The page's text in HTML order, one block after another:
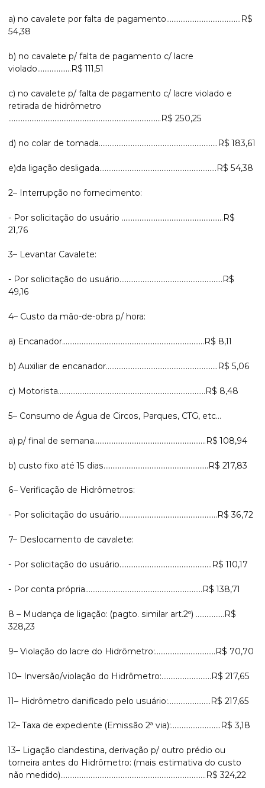
a) no cavalete por falta de pagamento..........................................R$
54,38
b) no cavalete p/ falta de pagamento c/ lacre
violado...................R$ 111,51
c) no cavalete p/ falta de pagamento c/ lacre violado e
retirada de hidrômetro
......................................................................................R$ 250,25
d) no colar de tomada...................................................................R$ 183,61
e)da ligação desligada..................................................................R$ 54,38
2– Interrupção no fornecimento:
- Por solicitação do usuário .........................................................R$
21,76
3– Levantar Cavalete:
- Por solicitação do usuário..........................................................R$
49,16
4– Custo da mão-de-obra p/ hora:
a) Encanador................................................................................R$ 8,11
b) Auxiliar de encanador...............................................................R$ 5,06
c) Motorista...................................................................................R$ 8,48
5– Consumo de Água de Circos, Parques, CTG, etc...
a) p/ final de semana...............................................................R$ 108,94
b) custo fixo até 15 dias...........................................................R$ 217,83
6– Verificação de Hidrômetros:
- Por solicitação do usuário.......................................................R$ 36,72
7– Deslocamento de cavalete:
- Por solicitação do usuário....................................................R$ 110,17
- Por conta própria..................................................................R$ 138,71
8 – Mudança de ligação: (pagto. similar art.2º) ................R$
328,23
9– Violação do lacre do Hidrômetro:..................................R$ 70,70
10– Inversão/violação do Hidrômetro:............................R$ 217,65
11– Hidrômetro danificado pelo usuário:........................R$ 217,65
12– Taxa de expediente (Emissão 2ª via):............................R$ 3,18
13– Ligação clandestina, derivação p/ outro prédio ou
torneira antes do Hidrômetro: (mais estimativa do custo
não medido)..................................................................................R$ 324,22